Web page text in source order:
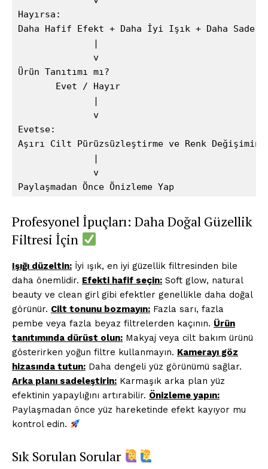
Hayırsa:
Daha Hafif Efekt + Daha İyi Işık + Daha Sade
              |
              v
Ürün Tanıtımı mı?
       Evet / Hayır
              |
              v
Evetse:
Aşırı Cilt Pürüzsüzleştirme ve Renk
              |
              v
Profesyonel İpuçları: Daha Doğal Güzellik
Filtresi İçin
Işığı düzeltin: İyi ışık, en iyi güzellik filtresinden bile
daha önemlidir. Efekti hafif seçin: Soft glow, natural
beauty ve clean girl gibi efektler genellikle daha doğal
görünür. Cilt tonunu bozmayın: Fazla sarı, fazla
pembe veya fazla beyaz filtrelerden kaçının. Ürün
tanıtımında dürüst olun: Makyaj veya cilt bakım ürünü
gösterirken yoğun filtre kullanmayın. Kamerayı göz
hizasında tutun: Daha dengeli yüz görünümü sağlar.
Arka planı sadeleştirin: Karmaşık arka plan yüz
efektinin yapaylığını artırabilir. Önizleme yapın:
Paylaşmadan önce yüz hareketinde efekt kayıyor mu
kontrol edin.
Sık Sorulan Sorular